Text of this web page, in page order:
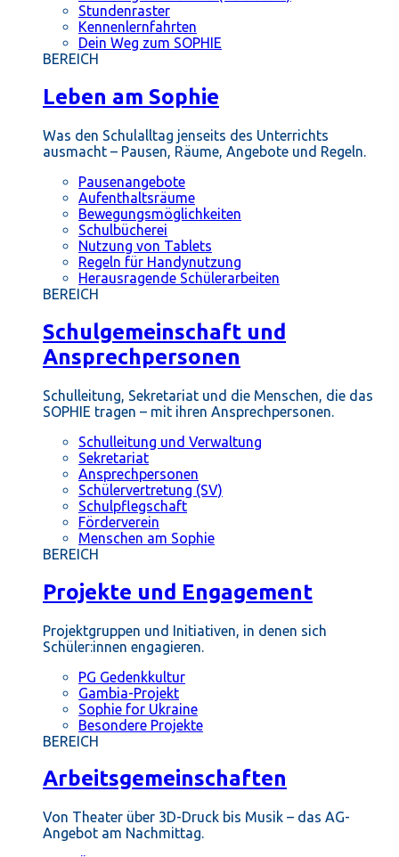
Stundenraster
Kennenlernfahrten
Dein Weg zum SOPHIE
BEREICH
Leben am Sophie
Was den Schulalltag jenseits des Unterrichts
ausmacht – Pausen, Räume, Angebote und Regeln.
Pausenangebote
Aufenthaltsräume
Bewegungsmöglichkeiten
Schulbücherei
Nutzung von Tablets
Regeln für Handynutzung
Herausragende Schülerarbeiten
BEREICH
Schulgemeinschaft und
Ansprechpersonen
Schulleitung, Sekretariat und die Menschen, die das
SOPHIE tragen – mit ihren Ansprechpersonen.
Schulleitung und Verwaltung
Sekretariat
Ansprechpersonen
Schülervertretung (SV)
Schulpflegschaft
Förderverein
Menschen am Sophie
BEREICH
Projekte und Engagement
Projektgruppen und Initiativen, in denen sich
Schüler:innen engagieren.
PG Gedenkkultur
Gambia-Projekt
Sophie for Ukraine
Besondere Projekte
BEREICH
Arbeitsgemeinschaften
Von Theater über 3D-Druck bis Musik – das AG-
Angebot am Nachmittag.